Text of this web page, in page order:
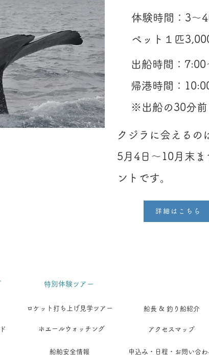
体験時間：3～
ペット１匹
出船時間：7:00
帰港時間：
​※出船の30分前
クジラに会えるの
5月4日〜10月末ま
ントです。
詳細はこちら
​特別体験ツアー
ロケット打ち上げ見学ツアー
ホエールウォッチング
船舶安全情報
船長 & 釣り船紹介
アクセスマップ
申込み・日程・お問い合わ